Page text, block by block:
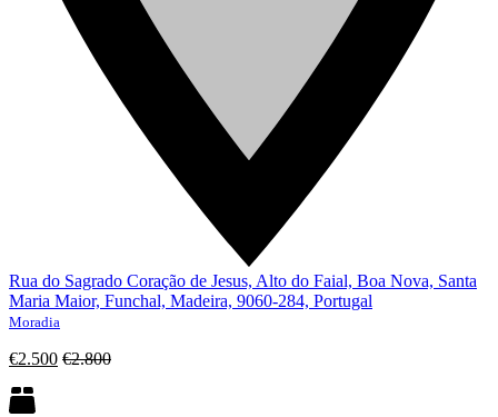
Rua do Sagrado Coração de Jesus, Alto do Faial, Boa Nova, Santa
Maria Maior, Funchal, Madeira, 9060-284, Portugal
Moradia
€2.500 €2.800